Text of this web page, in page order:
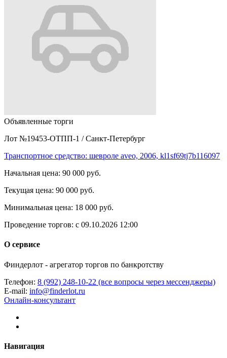
Объявленные торги
Лот №19453-ОТПП-1 / Санкт-Петербург
Транспортное средство: шевроле аvео, 2006, kl1sf69tj7b116097
Начальная цена: 90 000 руб.
Текущая цена: 90 000 руб.
Минимальная цена: 18 000 руб.
Проведение торгов: с 09.10.2026 12:00
О сервисе
Финдерлот - агрегатор торгов по банкротству
Телефон: 8 (992) 248-10-22 (все вопросы через мессенджеры)
E-mail: info@finderlot.ru
Онлайн-консультант
Навигация